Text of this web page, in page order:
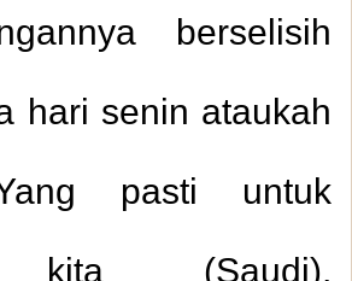
berselisih
hari senin ataukah
pasti untuk